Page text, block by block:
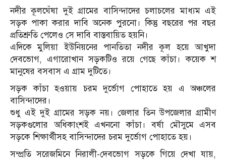
নদীর কূলঘেঁষা দুই গ্রামের বাসিন্দাদের চলাচলের মাধ্যম এই
সড়ক পাকা করার দাবি অনেক পুরনো। কিন্তু বছরের পর বছর
প্রতিশ্রুতি পেলেও সে দাবি বাস্তবায়িত হয়নি।
এদিকে মুলিয়া ইউনিয়নের পানতিতা নদীর কূল হয়ে আখুদা
দেবভোগ, এগারোখান সড়কটিও রয়ে গেছে কাঁচা। কয়েক শ
মানুষের বসবাস এ গ্রাম দুটিতে।
সড়ক কাঁচা হওয়ায় চরম দুর্ভোগ পোহাতে হয় এ অঞ্চলের
বাসিন্দাদের।
শুধু এই দুই গ্রামের সড়ক নয়। জেলার তিন উপজেলার গ্রামীণ
সড়কগুলোর অধিকাংশই এখননো কাঁচা। বর্ষা মৌসুমে এসব
সড়কে শিক্ষার্থীসহ বাসিন্দাদের চরম দুর্ভোগ পোহাতে হয়।
সম্প্রতি সরেজমিনে নিরালী-দেবভোগ সড়কে গিয়ে দেখা যায়,